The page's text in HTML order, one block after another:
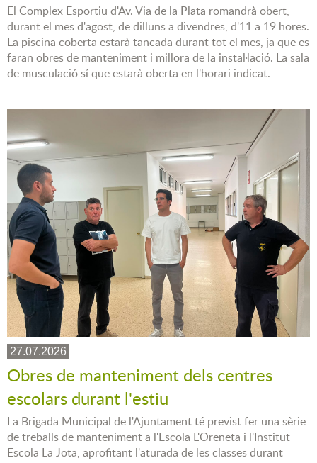
El Complex Esportiu d'Av. Via de la Plata romandrà obert,
durant el mes d'agost, de dilluns a divendres, d'11 a 19 hores.
La piscina coberta estarà tancada durant tot el mes, ja que es
faran obres de manteniment i millora de la instal·lació. La sala
de musculació sí que estarà oberta en l'horari indicat.
27.07.2026
Obres de manteniment dels centres
escolars durant l'estiu
La Brigada Municipal de l'Ajuntament té previst fer una sèrie
de treballs de manteniment a l'Escola L'Oreneta i l'Institut
Escola La Jota, aprofitant l'aturada de les classes durant